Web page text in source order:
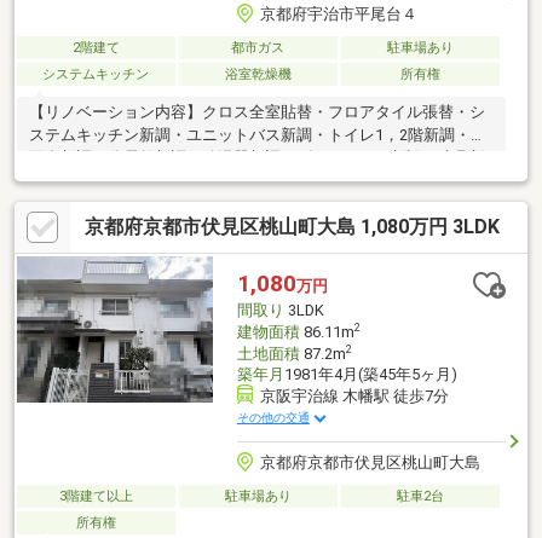
京都府宇治市平尾台４
2階建て 都市ガス
駐車場あり
システムキッチン
浴室乾燥機 所有権
【リノベーション内容】クロス全室貼替・フロアタイル張替・シ
ステムキッチン新調・ユニットバス新調・トイレ1，2階新調・洗
面台新調・分電盤新調・給湯器新調・ダウンライト新設・建具新
調・畳表替え・襖張替・障子張替・外壁、屋根塗装・ハウスクリ
ーニング等
京都府京都市伏見区桃山町大島 1,080万円 3LDK
1,080万円
間取り 3LDK
建物面積86.11m2
土地面積87.2m2
築年月 1981年4月(築45年5ヶ月)
京阪宇治線 木幡駅 徒歩7分
その他の交通
京都府京都市伏見区桃山町大島
3階建て以上 駐車場あり
駐車2台
所有権